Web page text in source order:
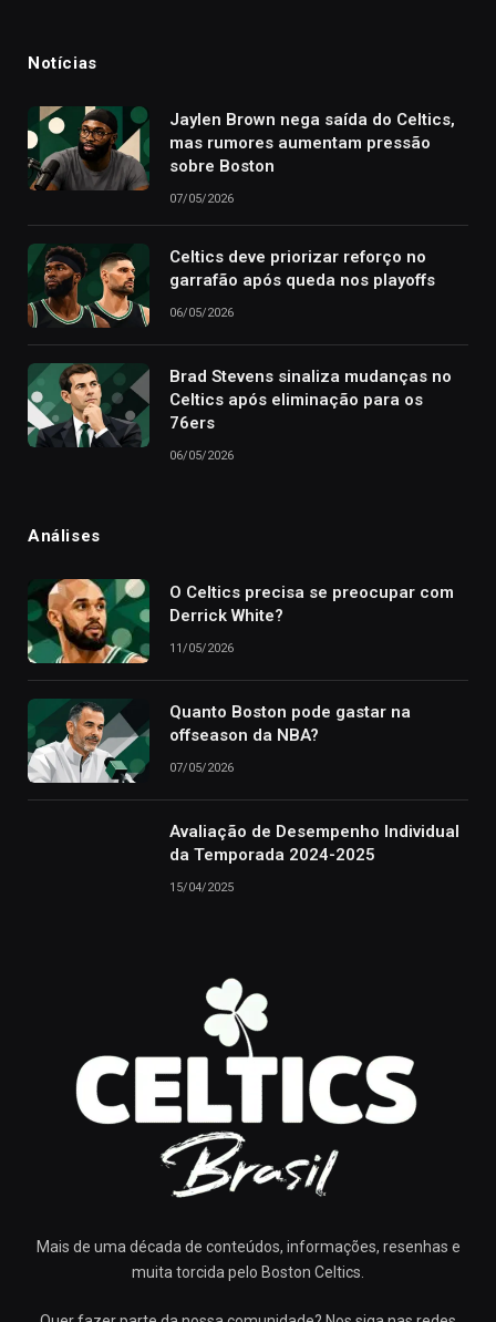
Notícias
Jaylen Brown nega saída do Celtics,
mas rumores aumentam pressão
sobre Boston
07/05/2026
Celtics deve priorizar reforço no
garrafão após queda nos playoffs
06/05/2026
Brad Stevens sinaliza mudanças no
Celtics após eliminação para os
76ers
06/05/2026
Análises
O Celtics precisa se preocupar com
Derrick White?
11/05/2026
Quanto Boston pode gastar na
offseason da NBA?
07/05/2026
Avaliação de Desempenho Individual
da Temporada 2024-2025
15/04/2025
Mais de uma década de conteúdos, informações, resenhas e
muita torcida pelo Boston Celtics.